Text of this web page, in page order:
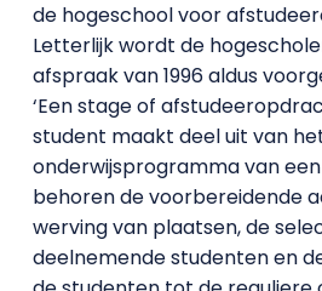
de hogeschool voor
Letterlijk wordt de
afspraak van 1996 aldus
‘Een stage of
student maakt deel uit van
onderwijsprogramma van
behoren de voorbereidende
werving van plaatsen, de
deelnemende studenten en